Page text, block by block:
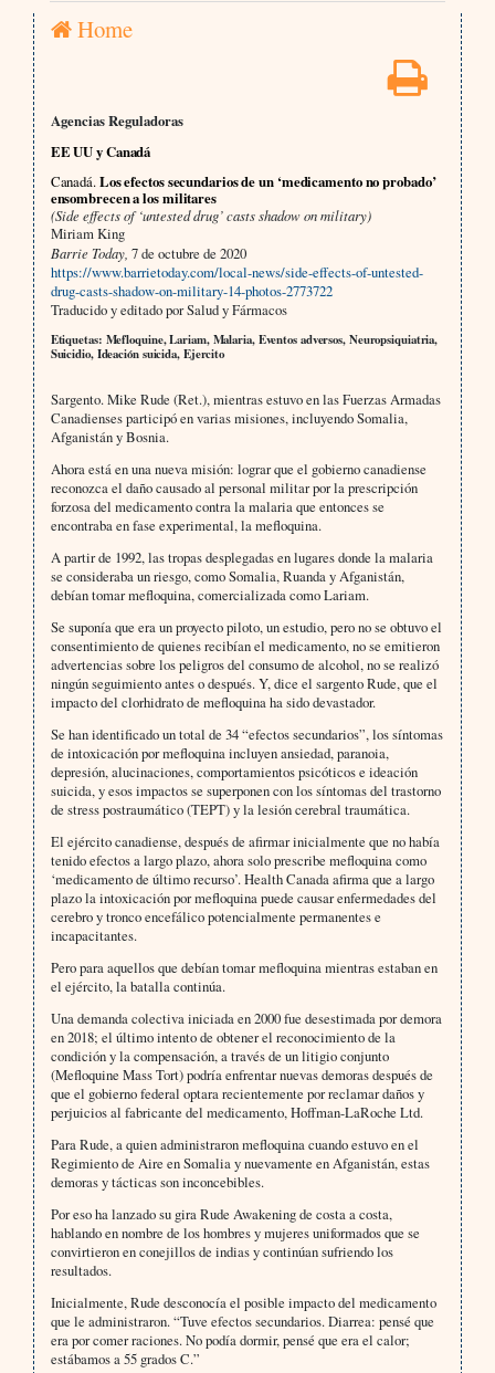
Home
Agencias Reguladoras
EE UU y Canadá
Canadá.Los efectos secundarios de un ‘medicamento no probado’
ensombrecen a los militares
(Side effects of ‘untested drug’ casts shadow on military)
Miriam King
Barrie Today, 7 de octubre de 2020
https://www.barrietoday.com/local-news/side-effects-of-untested-
drug-casts-shadow-on-military-14-photos-2773722
Traducido y editado por Salud y Fármacos
Etiquetas: Mefloquine, Lariam, Malaria, Eventos adversos, Neuropsiquiatria,
Suicidio, Ideación suicida, Ejercito
Sargento. Mike Rude (Ret.), mientras estuvo en las Fuerzas Armadas
Canadienses participó en varias misiones, incluyendo Somalia,
Afganistán y Bosnia.
Ahora está en una nueva misión: lograr que el gobierno canadiense
reconozca el daño causado al personal militar por la prescripción
forzosa del medicamento contra la malaria que entonces se
encontraba en fase experimental, la mefloquina.
A partir de 1992, las tropas desplegadas en lugares donde la malaria
se consideraba un riesgo, como Somalia, Ruanda y Afganistán,
debían tomar mefloquina, comercializada como Lariam.
Se suponía que era un proyecto piloto, un estudio, pero no se obtuvo el
consentimiento de quienes recibían el medicamento, no se emitieron
advertencias sobre los peligros del consumo de alcohol, no se realizó
ningún seguimiento antes o después. Y, dice el sargento Rude, que el
impacto del clorhidrato de mefloquina ha sido devastador.
Se han identificado un total de 34 “efectos secundarios”, los síntomas
de intoxicación por mefloquina incluyen ansiedad, paranoia,
depresión, alucinaciones, comportamientos psicóticos e ideación
suicida, y esos impactos se superponen con los síntomas del trastorno
de stress postraumático (TEPT) y la lesión cerebral traumática.
El ejército canadiense, después de afirmar inicialmente que no había
tenido efectos a largo plazo, ahora solo prescribe mefloquina como
‘medicamento de último recurso’. Health Canada afirma que a largo
plazo la intoxicación por mefloquina puede causar enfermedades del
cerebro y tronco encefálico potencialmente permanentes e
incapacitantes.
Pero para aquellos que debían tomar mefloquina mientras estaban en
el ejército, la batalla continúa.
Una demanda colectiva iniciada en 2000 fue desestimada por demora
en 2018; el último intento de obtener el reconocimiento de la
condición y la compensación, a través de un litigio conjunto
(Mefloquine Mass Tort) podría enfrentar nuevas demoras después de
que el gobierno federal optara recientemente por reclamar daños y
perjuicios al fabricante del medicamento, Hoffman-LaRoche Ltd.
Para Rude, a quien administraron mefloquina cuando estuvo en el
Regimiento de Aire en Somalia y nuevamente en Afganistán, estas
demoras y tácticas son inconcebibles.
Por eso ha lanzado su gira Rude Awakening de costa a costa,
hablando en nombre de los hombres y mujeres uniformados que se
convirtieron en conejillos de indias y continúan sufriendo los
resultados.
Inicialmente, Rude desconocía el posible impacto del medicamento
que le administraron. “Tuve efectos secundarios. Diarrea: pensé que
era por comer raciones. No podía dormir, pensé que era el calor;
estábamos a 55 grados C.”